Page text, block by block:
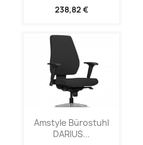
238,82 €
Amstyle Bürostuhl
DARIUS...